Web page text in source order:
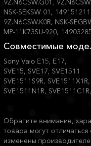
9Z.N6CSW.G01,
NSK-SEKSW 01,
9Z.N6CSW.K0R, NSK-
MP-11K73SU-920,
Совместимые
Sony Vaio E15, E17,
SVE15, SVE17, SVE1511
SVE1511S9R,
SVE1511N1R,
Обратите внимание,
товара могут
изменены